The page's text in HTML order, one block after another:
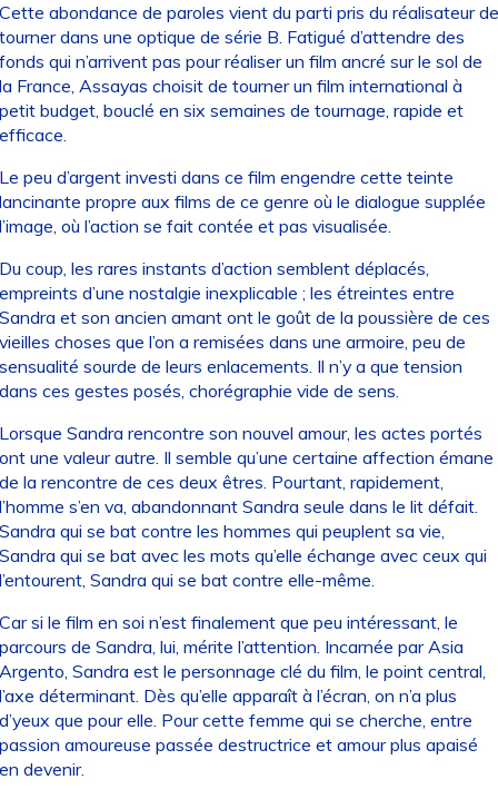
abondance de paroles vient du parti pris du réalisateur de
dans une optique de série B. Fatigué d’attendre des
qui n’arrivent pas pour réaliser un film ancré sur le sol de
France, Assayas choisit de tourner un film international à
budget, bouclé en six semaines de tournage, rapide et
peu d’argent investi dans ce film engendre cette teinte
propre aux films de ce genre où le dialogue supplée
où l’action se fait contée et pas visualisée.
coup, les rares instants d’action semblent déplacés,
d’une nostalgie inexplicable ; les étreintes entre
et son ancien amant ont le goût de la poussière de ces
choses que l’on a remisées dans une armoire, peu de
sourde de leurs enlacements. Il n’y a que tension
ces gestes posés, chorégraphie vide de sens.
Sandra rencontre son nouvel amour, les actes portés
une valeur autre. Il semble qu’une certaine affection émane
la rencontre de ces deux êtres. Pourtant, rapidement,
s’en va, abandonnant Sandra seule dans le lit défait.
qui se bat contre les hommes qui peuplent sa vie,
qui se bat avec les mots qu’elle échange avec ceux qui
Sandra qui se bat contre elle-même.
si le film en soi n’est finalement que peu intéressant, le
de Sandra, lui, mérite l’attention. Incarnée par Asia
Sandra est le personnage clé du film, le point central,
déterminant. Dès qu’elle apparaît à l’écran, on n’a plus
que pour elle. Pour cette femme qui se cherche, entre
amoureuse passée destructrice et amour plus apaisé
devenir.